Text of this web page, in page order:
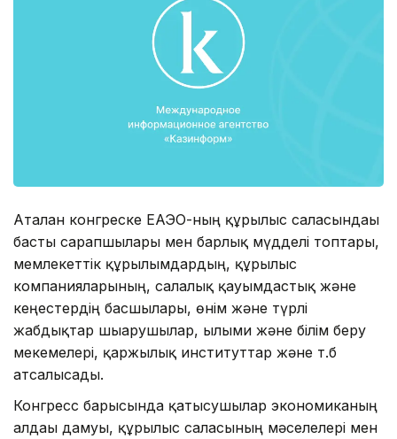
Аталған конгреске ЕАЭО-ның құрылыс саласындағы
басты сарапшылары мен барлық мүдделі топтары,
мемлекеттік құрылымдардың, құрылыс
компанияларының, салалық қауымдастық және
кеңестердің басшылары, өнім және түрлі
жабдықтар шығарушылар, ғылыми және білім беру
мекемелері, қаржылық институттар және т.б
атсалысады.
Конгресс барысында қатысушылар экономиканың
алдағы дамуы, құрылыс саласының мәселелері мен